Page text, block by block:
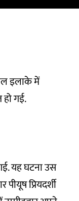
इलाके में
गई.
यह घटना उस
प्रियदर्शी